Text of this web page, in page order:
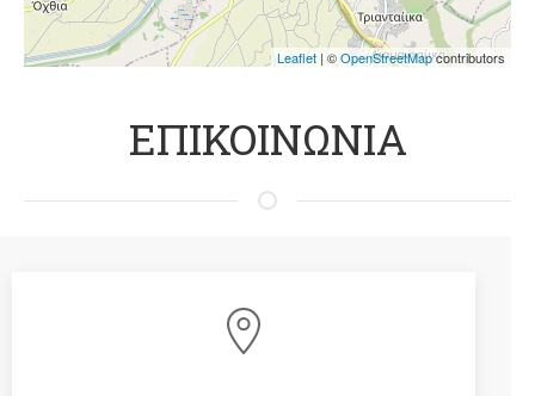
Leaflet | ©OpenStreetMapcontributors
ΕΠΙΚΟΙΝΩΝΙΑ